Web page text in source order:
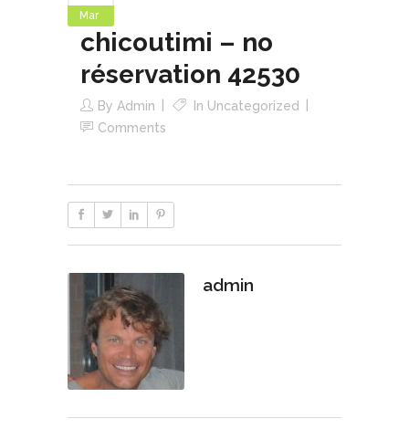
Mar
chicoutimi – no
réservation 42530
By Admin In Uncategorized
Comments
admin